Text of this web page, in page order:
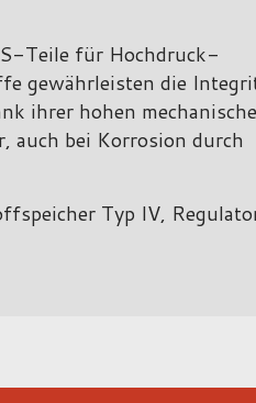
Teile für Hochdruck-
gewährleisten die
ihrer hohen
auch bei Korrosion durch
Typ IV,